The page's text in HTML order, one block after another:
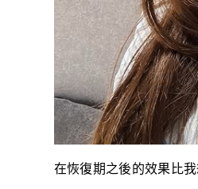
在恢復期之後的效果比我